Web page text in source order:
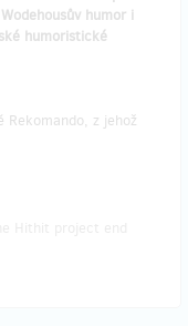
humor i
humoristické
Rekomando, z jehož